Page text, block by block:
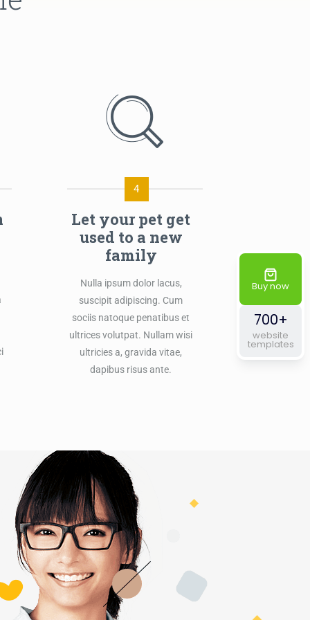
4
Let your pet get
used to a new
family
Nulla ipsum dolor lacus,
suscipit adipiscing. Cum
sociis natoque penatibus et
ultrices volutpat. Nullam wisi
ultricies a, gravida vitae,
dapibus risus ante.
Buy now
700+
website
templates